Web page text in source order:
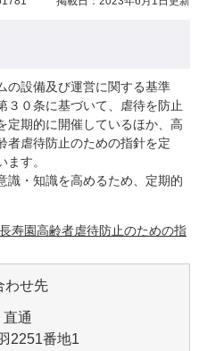
設備及び運営に関する基準
３０条に基づいて、虐待を防止
定期的に開催しているほか、高
者虐待防止のための指針を定
す。
・知識を高めるため、定期的
寿園高齢者虐待防止のための指
わせ先
通
2251番地1